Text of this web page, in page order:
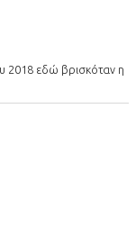
2018 εδώ βρισκόταν η